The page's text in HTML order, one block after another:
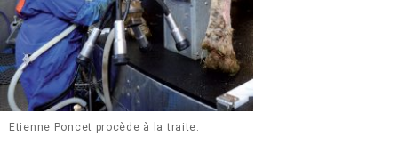
Etienne Poncet procède à la traite.